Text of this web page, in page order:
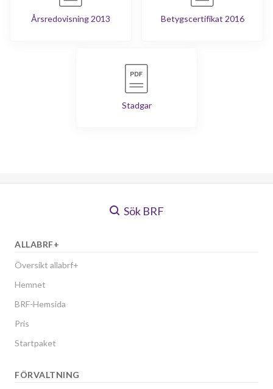
Årsredovisning 2013 Betygscertifikat 2016
Stadgar
Sök BRF
ALLABRF+
Översikt allabrf+
Hemnet
BRF-Hemsida
Pris
Startpaket
FÖRVALTNING